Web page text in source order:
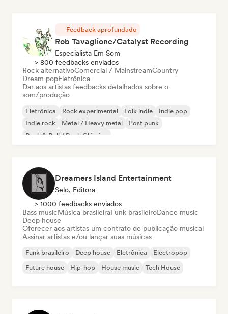
Feedback aprofundado
Rob Tavaglione/Catalyst Recording
Especialista Em Som
> 800 feedbacks enviados
Rock alternativoComercial / MainstreamCountry
Dream popEletrônica
Dar aos artistas feedbacks detalhados sobre o
som/produção
Eletrônica Rock experimental Folk indie
Indie pop
Indie rock
Metal / Heavy metal
Post punk
Rock & Roll / Rock Clássico
Dreamers Island Entertainment
Selo, Editora
> 1000 feedbacks enviados
Bass musicMúsica brasileiraFunk brasileiroDance music
Deep house
Oferecer aos artistas um contrato de publicação musical
Assinar artistas e/ou lançar suas músicas
Funk brasileiro Deep house Eletrônica
Electropop
Future house
Hip-hop House music Tech House